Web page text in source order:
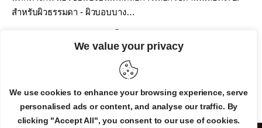
We value your privacy
We use cookies to enhance your browsing experience, serve
personalised ads or content, and analyse our traffic. By
clicking "Accept All", you consent to our use of cookies.
สำหรับผิวธรรมดา - ผิวบอบบาง…